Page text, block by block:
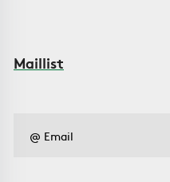
Maillist